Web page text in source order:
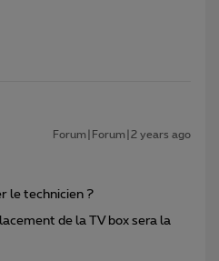
Forum|Forum|2 years ago
le technicien ?
de la TV box sera la